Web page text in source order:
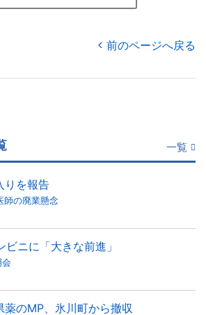
前のページへ戻る
一覧
りを報告
師の廃業懸念
ニに「大きな前進」
会
薬のMP、氷川町から撤収